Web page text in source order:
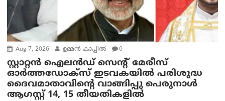
Aug 7, 2026 ഉമ്മന്‍ കാപ്പില്‍ 0
സ്റ്റാറ്റൻ ഐലൻഡ് സെന്റ് മേരീസ്
ഓർത്തഡോക്സ് ഇടവകയിൽ പരിശുദ്ധ
ദൈവമാതാവിന്റെ വാങ്ങിപ്പു പെരുനാൾ
ആഗസ്റ്റ് 14, 15 തീയതികളിൽ